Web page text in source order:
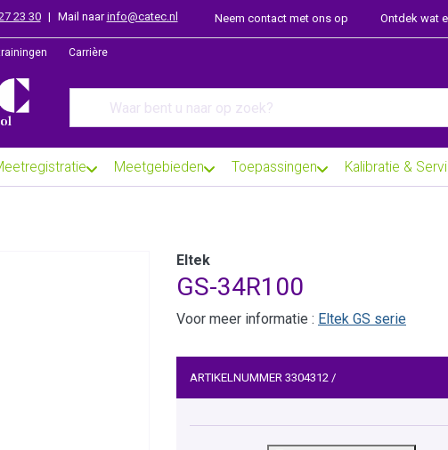
23 30 | Mail naarinfo@catec.nl Neem contact met ons op Ontdek wat
Carrière
Meetgebieden Toepassingen Kalibratie &
Eltek
GS-34R100
Voor meer informatie : Eltek GS serie
ARTIKELNUMMER 3304312 /